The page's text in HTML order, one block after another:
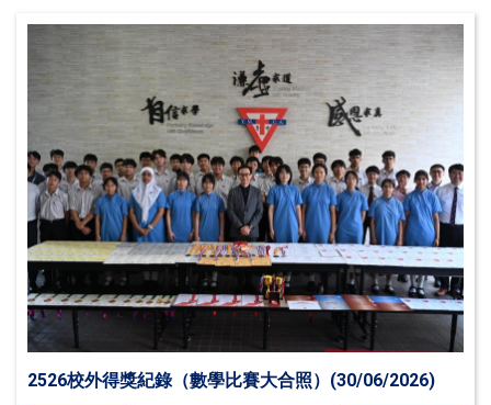
2526校外得獎紀錄（數學比賽大合照）(30/06/2026)